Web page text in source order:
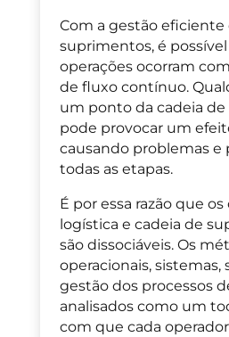
Com a gestão eficiente
suprimentos, é
operações ocorram
de fluxo contínuo.
um ponto da cadeia
pode provocar um
causando problemas e
todas as etapas.
É por essa razão que
logística e cadeia de
são dissociáveis. Os
operacionais, sistemas,
gestão dos processos
analisados como um
com que cada